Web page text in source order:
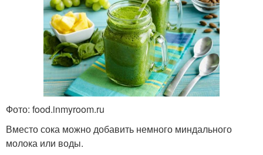
Фото: food.inmyroom.ru
Вместо сока можно добавить немного миндального
молока или воды.